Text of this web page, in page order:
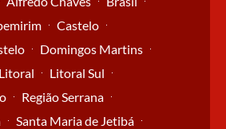
Castelo
Domingos Martins
Litoral
Litoral Sul
Região Serrana
Santa Maria de Jetibá